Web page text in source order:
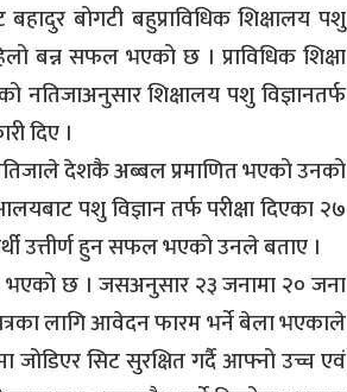
बोगटी बहुप्राविधिक शिक्षालय पशु
बन्न सफल भएको छ । प्राविधिक शिक्षा
नतिजाअनुसार शिक्षालय पशु विज्ञानतर्फ
दिए ।
देशकै अब्बल प्रमाणित भएको उनको
पशु विज्ञान तर्फ परीक्षा दिएका २७
उत्तीर्ण हुन सफल भएको उनले बताए ।
भएको छ । जसअनुसार २३ जनामा २० जना
लागि आवेदन फारम भर्ने बेला भएकाले
जोडिएर सिट सुरक्षित गर्दै आफ्नो उच्च एवं